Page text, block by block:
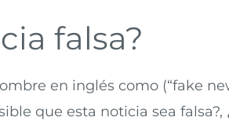
falsa?
en inglés como (“fake
que esta noticia sea falsa?,